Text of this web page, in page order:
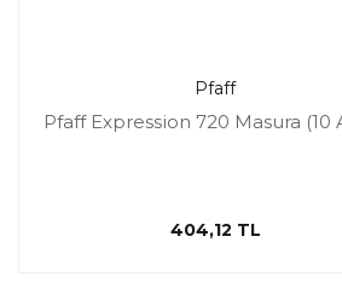
Pfaff
Pfaff Expression 720 Masura (10
404,12 TL